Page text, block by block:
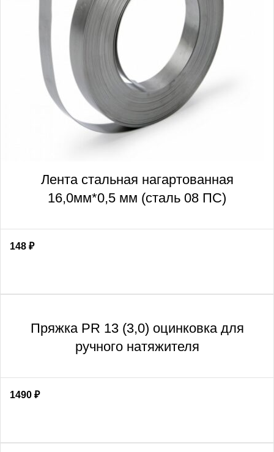
Лента стальная нагартованная
16,0мм*0,5 мм (сталь 08 ПС)
148 ₽
Пряжка PR 13 (3,0) оцинковка для
ручного натяжителя
1490 ₽